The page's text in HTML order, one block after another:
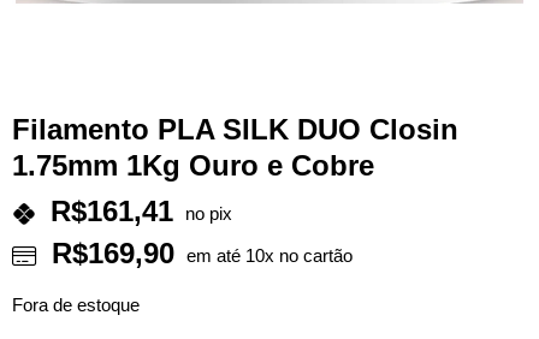
Filamento PLA SILK DUO Closin
1.75mm 1Kg Ouro e Cobre
R$161,41 no pix
R$169,90 em até 10x no cartão
Fora de estoque